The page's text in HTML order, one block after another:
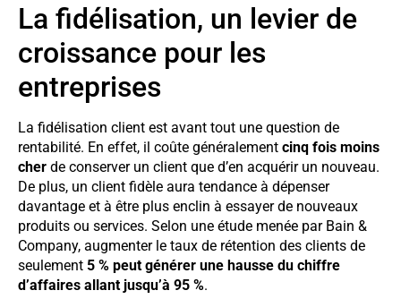
La fidélisation, un levier de
croissance pour les
entreprises
La fidélisation client est avant tout une question de
rentabilité. En effet, il coûte généralement cinq fois moins
cher de conserver un client que d’en acquérir un nouveau.
De plus, un client fidèle aura tendance à dépenser
davantage et à être plus enclin à essayer de nouveaux
produits ou services. Selon une étude menée par Bain &
Company, augmenter le taux de rétention des clients de
seulement 5 % peut générer une hausse du chiffre
d’affaires allant jusqu’à 95 %.